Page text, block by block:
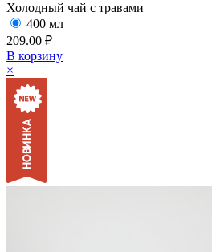
Холодный чай с травами
400 мл
209.00 ₽
В корзину
×